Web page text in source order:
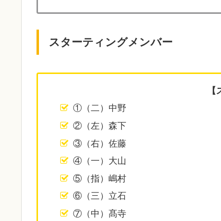
スターティングメンバー
①（二）中野
②（左）森下
③（右）佐藤
④（一）大山
⑤（指）嶋村
⑥（三）立石
⑦（中）髙寺